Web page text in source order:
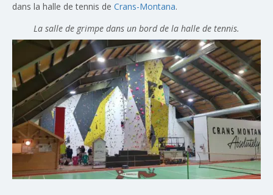
dans la halle de tennis de Crans-Montana.
La salle de grimpe dans un bord de la halle de tennis.